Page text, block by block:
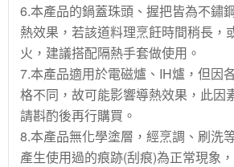
6.本產品的鍋蓋珠頭、握把皆為不鏽
熱效果，若該道料理烹飪時間稍長，
火，建議搭配隔熱手套做使用。
7.本產品適用於電磁爐、IH爐，但因
格不同，故可能影響導熱效果，此因
請斟酌後再行購買。
8.本產品無化學塗層，經烹調、刷洗
產生使用過的痕跡(刮痕)為正常現象